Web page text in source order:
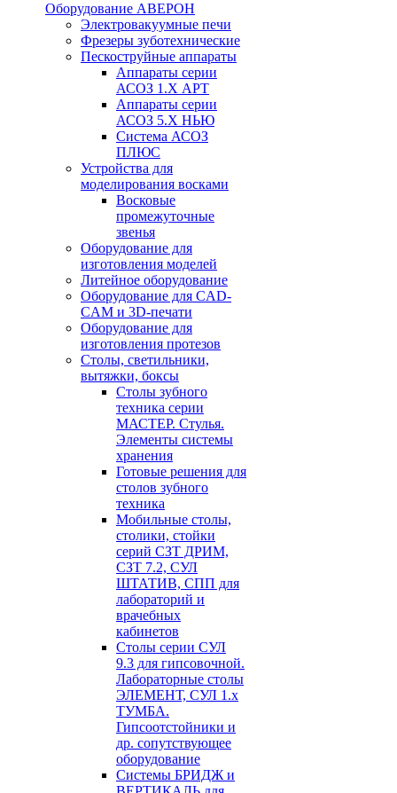
Оборудование АВЕРОН
Электровакуумные печи
Фрезеры зуботехнические
Пескоструйные аппараты
Аппараты серии
АСОЗ 1.Х АРТ
Аппараты серии
АСОЗ 5.Х НЬЮ
Система АСОЗ
ПЛЮС
Устройства для
моделирования восками
Восковые
промежуточные
звенья
Оборудование для
изготовления моделей
Литейное оборудование
Оборудование для CAD-
CAM и 3D-печати
Оборудование для
изготовления протезов
Cтолы, светильники,
вытяжки, боксы
Столы зубного
техника серии
МАСТЕР. Стулья.
Элементы системы
хранения
Готовые решения для
столов зубного
техника
Мобильные столы,
столики, стойки
серий СЗТ ДРИМ,
СЗТ 7.2, СУЛ
ШТАТИВ, СПП для
лабораторий и
врачебных
кабинетов
Столы серии СУЛ
9.3 для гипсовочной.
Лабораторные столы
ЭЛЕМЕНТ, СУЛ 1.х
ТУМБА.
Гипсоотстойники и
др. сопутствующее
оборудование
Системы БРИДЖ и